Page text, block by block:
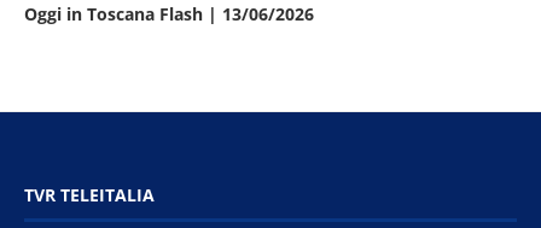
Oggi in Toscana Flash | 13/06/2026
TVR TELEITALIA